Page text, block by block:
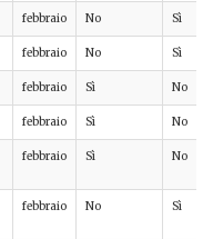
febbraio No Sì
febbraio No Sì
febbraio Sì No
febbraio Sì No
febbraio Sì No
febbraio No Sì